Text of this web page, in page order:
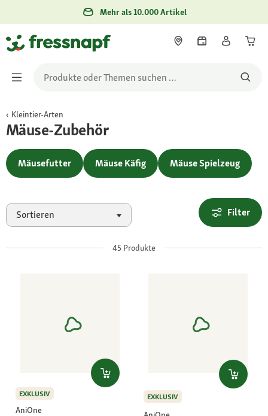
Mehr als 10.000 Artikel
Kleintier-Arten
Mäuse-Zubehör
Mäusefutter Mäuse Käfig Mäuse Spielzeug
Sortieren Filter
45 Produkte
EXKLUSIV
AniOne
EXKLUSIV